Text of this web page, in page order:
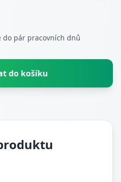
do pár pracovních dnů
do košíku